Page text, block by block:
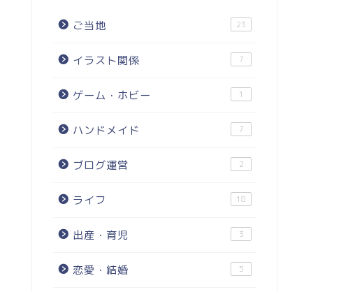
ご当地 23
イラスト関係 7
ゲーム・ホビー 1
ハンドメイド 7
ブログ運営 2
ライフ 18
出産・育児 3
恋愛・結婚 5